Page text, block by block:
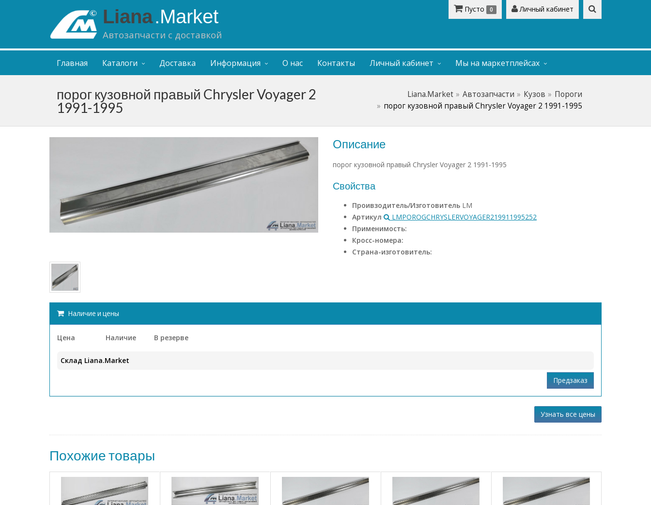
Liana.Market
Автозапчасти с доставкой
Пусто 0 Личный кабинет
Главная Каталоги Доставка Информация О нас Контакты Личный кабинет Мы на маркетплейсах
порог кузовной правый Chrysler Voyager 2
1991-1995
Liana.Market Автозапчасти Кузов
Пороги
порог кузовной правый Chrysler Voyager 2 1991-1995
Описание
порог кузовной правый Chrysler Voyager 2 1991-1995
Свойства
Проивзодитель/Изготовитель LM
Артикул
LMPOROGCHRYSLERVOYAGER219911995252
Применимость:
Кросс-номера:
Страна-изготовитель:
Наличие и цены
Цена Наличие В резерве
Склад Liana.Market
Узнать все цены
Похожие товары